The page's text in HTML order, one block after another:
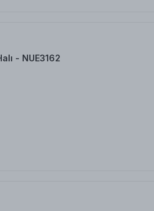
- NUE3162